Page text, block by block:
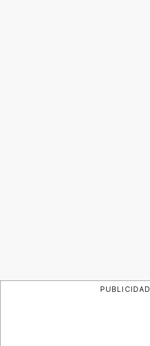
PUBLICIDAD